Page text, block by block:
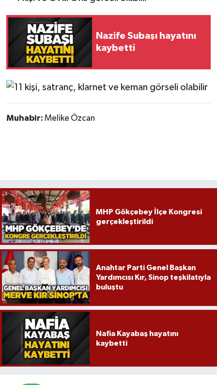
Nazife Subaşı hayatını
kaybetti
Muhabir: Melike Özcan
MHP Gökçebey İlçe Kongresi
gerçekleştirildi
Anahtar Parti Genel Başkan
Yardımcısı Kır, Sinop teşkilatıyla
buluştu
Nafia Kayabaş hayatını
kaybetti
MAGAZİN
Politika
Resmi İlan
Sağlık
Yaşam